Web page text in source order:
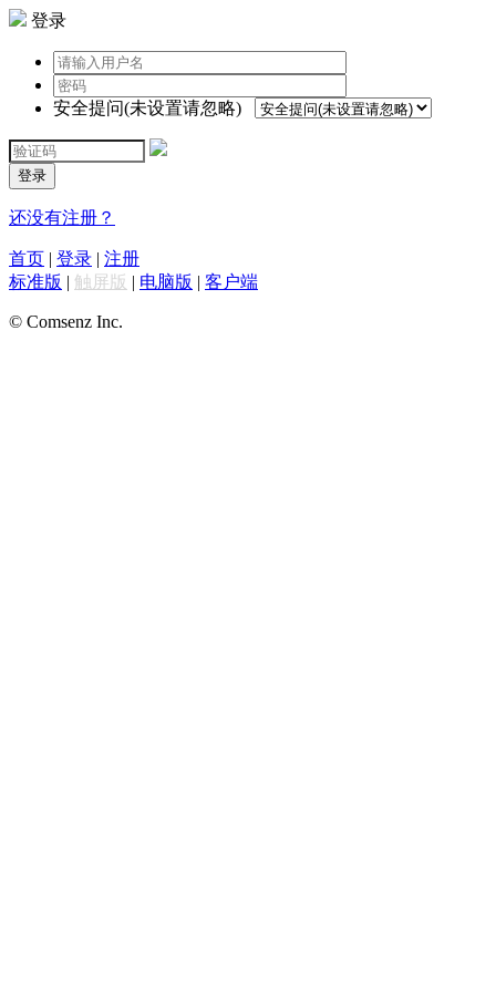
登录
安全提问(未设置请忽略)
登录
还没有注册？
首页 | 登录 | 注册
标准版 | 触屏版 | 电脑版 | 客户端
© Comsenz Inc.